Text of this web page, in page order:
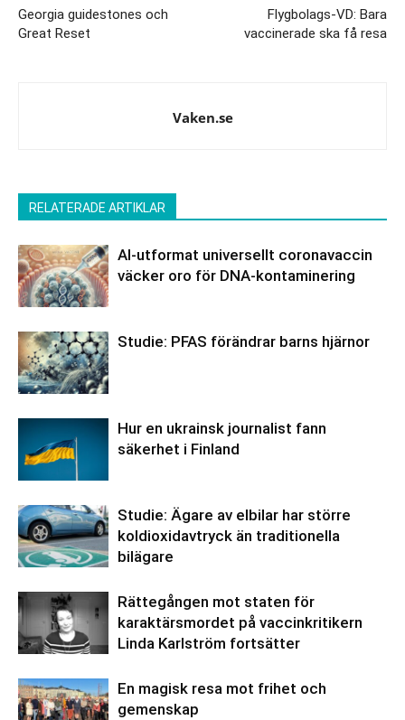
Georgia guidestones och
Great Reset
Flygbolags-VD: Bara
vaccinerade ska få resa
Vaken.se
RELATERADE ARTIKLAR
AI-utformat universellt coronavaccin
väcker oro för DNA-kontaminering
Studie: PFAS förändrar barns hjärnor
Hur en ukrainsk journalist fann
säkerhet i Finland
Studie: Ägare av elbilar har större
koldioxidavtryck än traditionella
bilägare
Rättegången mot staten för
karaktärsmordet på vaccinkritikern
Linda Karlström fortsätter
En magisk resa mot frihet och
gemenskap